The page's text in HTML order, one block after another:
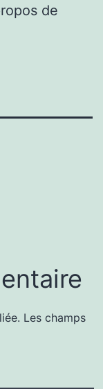
de
Les champs